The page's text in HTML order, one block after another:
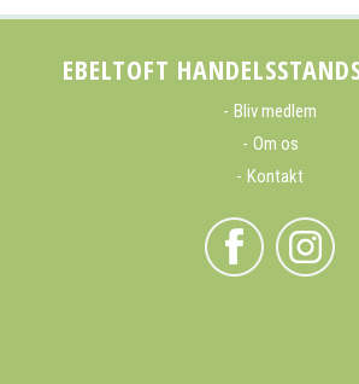
EBELTOFT
Bliv medlem
Om os
Kontakt